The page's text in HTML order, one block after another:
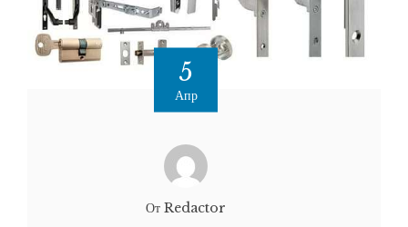
5
Апр
От Redactor